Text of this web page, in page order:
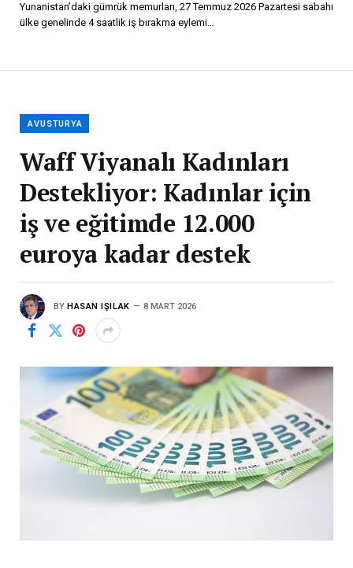
Yunanistan’daki gümrük memurları, 27 Temmuz 2026 Pazartesi sabahı
ülke genelinde 4 saatlik iş bırakma eylemi…
AVUSTURYA
Waff Viyanalı Kadınları
Destekliyor: Kadınlar için
iş ve eğitimde 12.000
euroya kadar destek
BY HASAN IŞILAK 8 MART 2026